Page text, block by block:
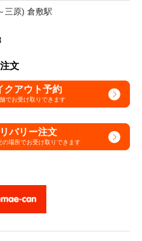
三原) 倉敷駅
文
クアウト予約
でお受け取りできます
バリー注文
の場所でお受け取りできます